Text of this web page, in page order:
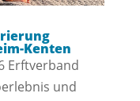
Kenten
Erftverband
und